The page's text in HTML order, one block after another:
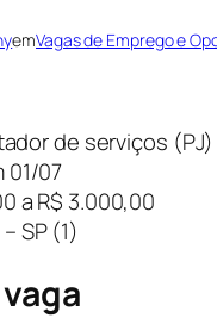
emVagas de Emprego e
de serviços (PJ)
01/07
a R$ 3.000,00
SP (1)